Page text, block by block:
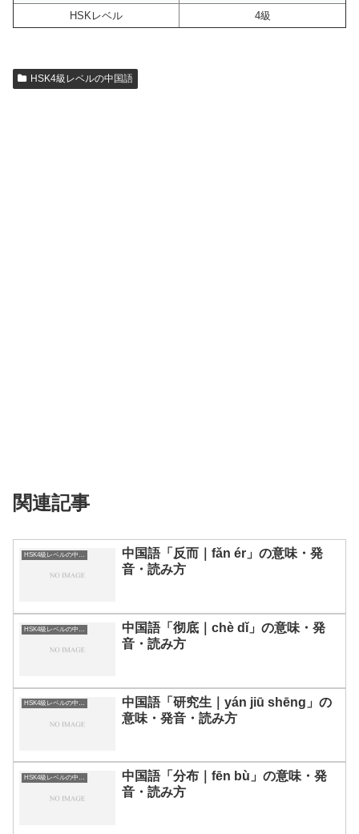
HSKレベル
4級
HSK4級レベルの中国語
関連記事
中国語「反而｜fǎn ér」の意味・発
音・読み方
中国語「彻底｜chè dǐ」の意味・発
音・読み方
HSK4級レベルの中国語
中国語「研究生｜yán jiū shēng」の
意味・発音・読み方
HSK4級レベルの中国語
中国語「分布｜fēn bù」の意味・発
音・読み方